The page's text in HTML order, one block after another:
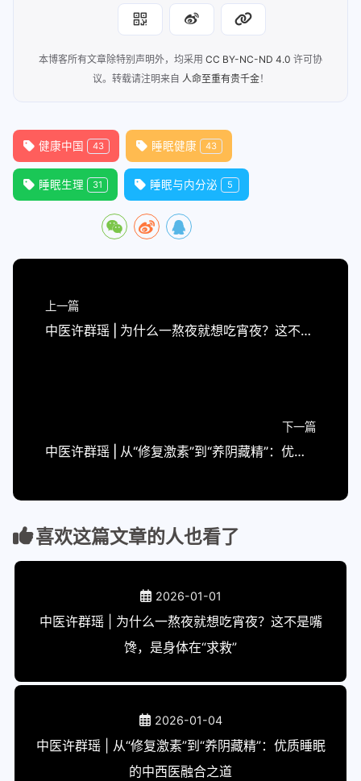
本博客所有文章除特别声明外，均采用 CC BY-NC-ND 4.0 许可协
议。转载请注明来自 人命至重有贵千金！
健康中国 43 睡眠健康 43
睡眠生理 31 睡眠与内分泌 5
上一篇
中医许群瑶 | 为什么一熬夜就想吃宵夜？这不是嘴馋，是身体在“求救”
下一篇
中医许群瑶 | 从“修复激素”到“养阴藏精”：优质睡眠的中西医融合之道
喜欢这篇文章的人也看了
2026-01-01
中医许群瑶 | 为什么一熬夜就想吃宵夜？这不是嘴
馋，是身体在“求救”
2026-01-04
中医许群瑶 | 从“修复激素”到“养阴藏精”：优质睡眠
的中西医融合之道